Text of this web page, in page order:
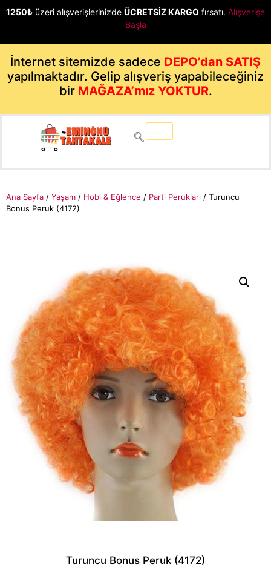
1250₺ üzeri alışverişlerinizde ÜCRETSİZ KARGO fırsatı. Alışverişe
Başla
İnternet sitemizde sadece DEPO’dan SATIŞ
yapılmaktadır. Gelip alışveriş yapabileceğiniz
bir MAĞAZA’mız YOKTUR.
Ana Sayfa / Yaşam / Hobi & Eğlence / Parti Perukları / Turuncu
Bonus Peruk (4172)
Turuncu Bonus Peruk (4172)